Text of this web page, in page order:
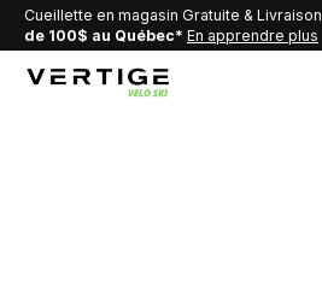
Cueillette en magasin Gratuite & Livraison
de 100$ au Québec* En apprendre plus